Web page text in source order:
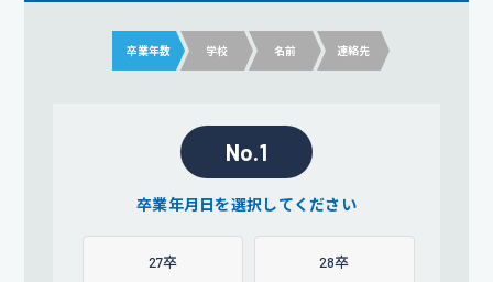
卒業年数 学校 名前 連絡先
No.1
卒業年月日を選択してください
27卒 28卒